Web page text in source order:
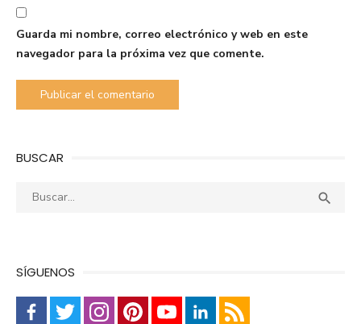
Guarda mi nombre, correo electrónico y web en este
navegador para la próxima vez que comente.
BUSCAR
Buscar: 
SÍGUENOS